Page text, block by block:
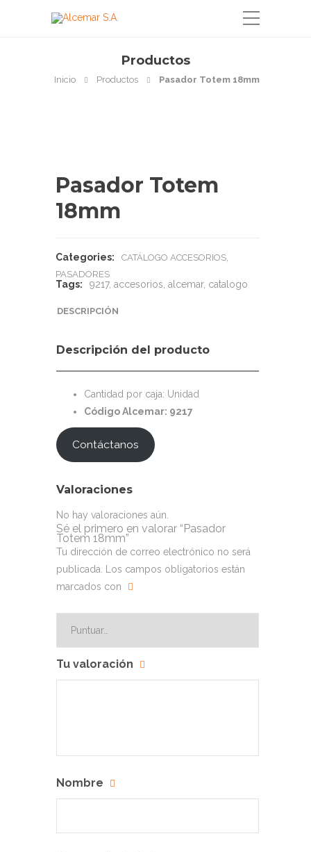
Productos
Inicio Productos Pasador Totem 18mm
Pasador Totem
18mm
Categories: CATÁLOGO ACCESORIOS
PASADORES
Tags: 9217, accesorios alcemar, catalogo
DESCRIPCIÓN
Descripción del producto
Cantidad por caja: Unidad
Código Alcemar: 9217
Contáctanos
Valoraciones
No hay valoraciones aún.
Sé el primero en valorar “Pasador
Totem 18mm”
Tu dirección de correo electrónico no será
publicada.
Los campos obligatorios están
marcados con
Tu valoración
Nombre